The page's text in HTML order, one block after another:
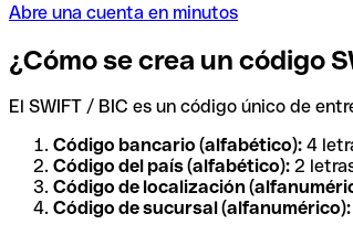
Abre una cuenta en minutos
¿Cómo se crea un código
El SWIFT / BIC es un código único de
Código bancario (alfabético): 4
Código del país (alfabético): 2
Código de localización
Código de sucursal (alfanumérico):